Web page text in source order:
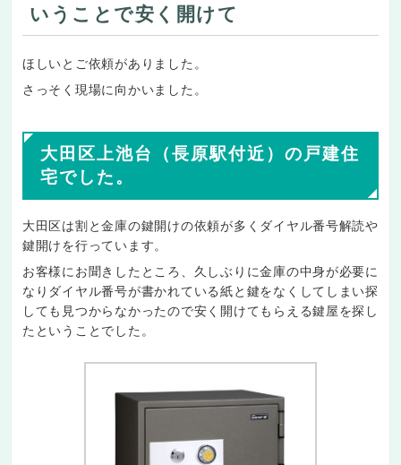
いうことで安く開けて
ほしいとご依頼がありました。
さっそく現場に向かいました。
大田区上池台（長原駅付近）の戸建住
宅でした。
大田区は割と金庫の鍵開けの依頼が多くダイヤル番号解読や
鍵開けを行っています。
お客様にお聞きしたところ、久しぶりに金庫の中身が必要に
なりダイヤル番号が書かれている紙と鍵をなくしてしまい探
しても見つからなかったので安く開けてもらえる鍵屋を探し
たということでした。